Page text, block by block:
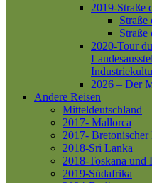
2019-Straße
Straße
2020-Tour
2026 – Der
Andere Reisen
Mitteldeutschland
2017- Mallorca
2017-
2018-Sri Lanka
2018-Toskana und
2019-Südafrika